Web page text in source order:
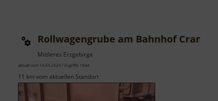
Rollwagengrube am Bahnhof
Mittleres Erzgebirge
aktuell vom 14.04.2024 / Zugriffe: 1844
11 km vom aktuellen Standort